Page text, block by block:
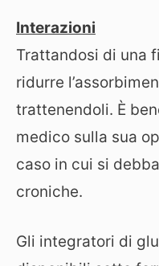
Interazioni
Trattandosi di una
ridurre
trattenendoli. È
medico sulla sua
caso in cui si
croniche.
Gli integratori di